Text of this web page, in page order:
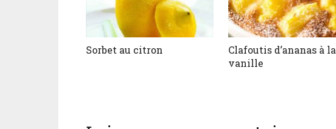
Sorbet au citron
Clafoutis d’ananas à la
vanille